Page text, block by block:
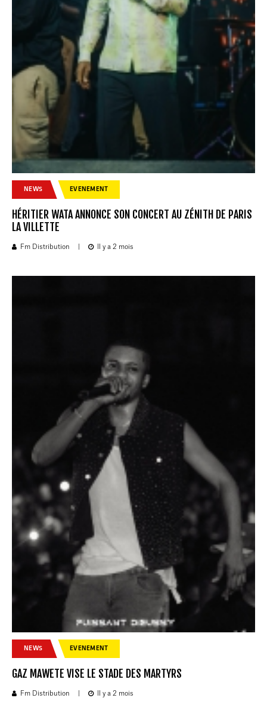
NEWS EVENEMENT
HÉRITIER WATA ANNONCE SON CONCERT AU ZÉNITH DE PARIS
LA VILLETTE
Fm Distribution Il y a 2 mois
NEWS EVENEMENT
GAZ MAWETE VISE LE STADE DES MARTYRS
Fm Distribution Il y a 2 mois